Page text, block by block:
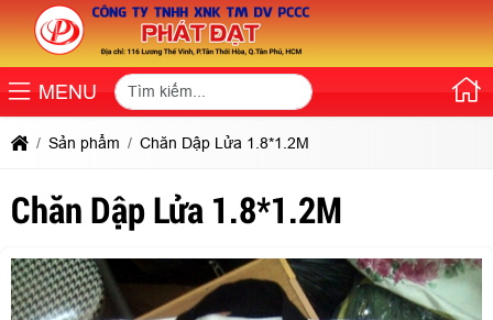
MENU
Sản phẩm Chăn Dập Lửa 1.8*1.2M
Chăn Dập Lửa 1.8*1.2M